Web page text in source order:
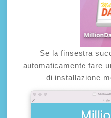
Se la finsestra
automaticamente fare
di installazione